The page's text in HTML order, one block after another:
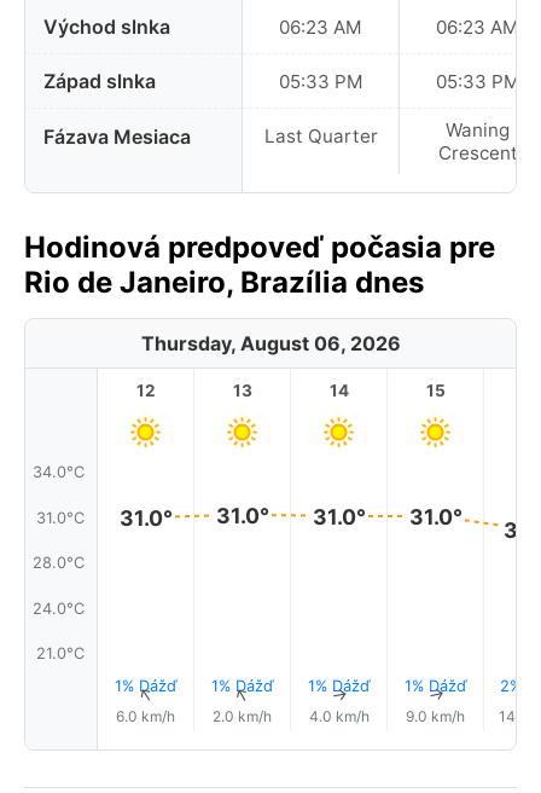
Východ slnka
Západ slnka
Fázava Mesiaca
06:23 AM
05:33 PM
Last Quarter
06:23 AM
05:33 PM
Waning
Crescent
Hodinová predpoveď počasia pre
Rio de Janeiro, Brazília dnes
Thursday, August 06, 2026
34.0°C
31.0°C
28.0°C
24.0°C
21.0°C
12
31.0°
1% Dážď
↑
6.0 km/h
13
31.0°
1% Dážď
↑
2.0 km/h
14
31.0°
1% Dážď
↑
4.0 km/h
15
31.0°
1% Dážď
↑
9.0 km/h
2%
14.0